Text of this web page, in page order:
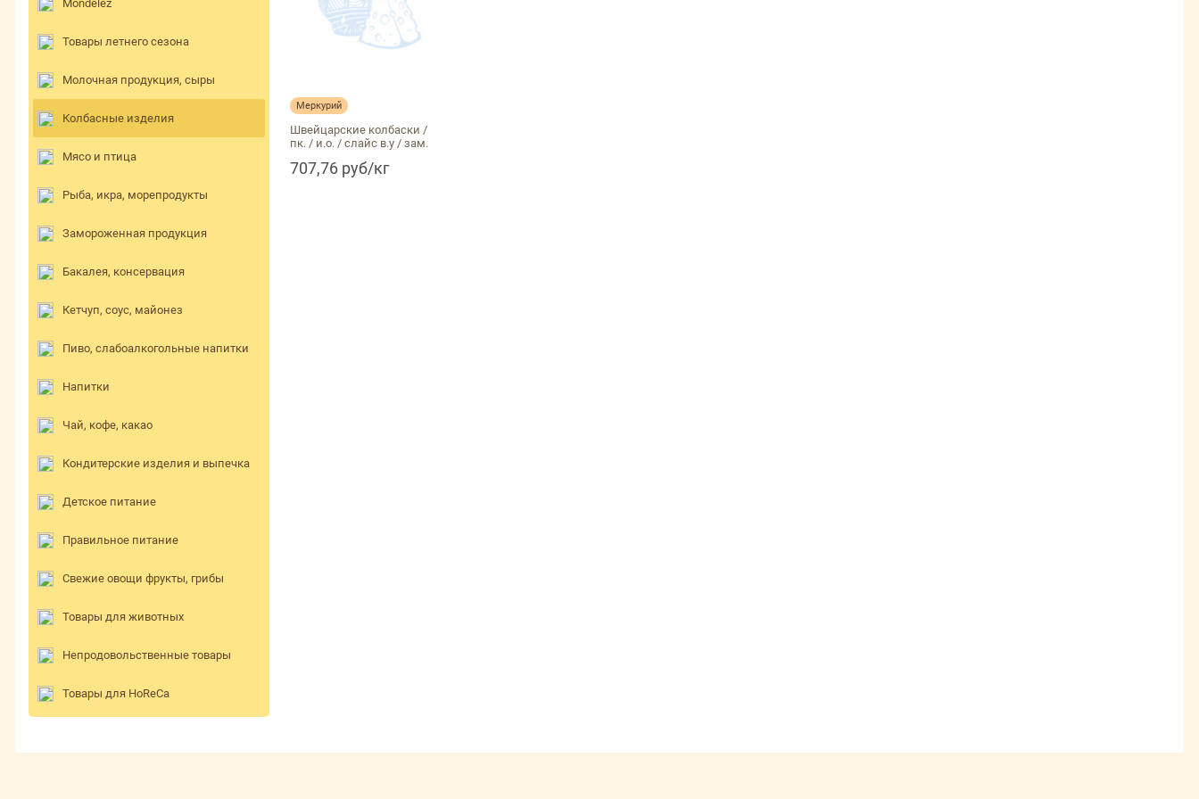
Mondelēz
Товары летнего сезона
Молочная продукция, сыры
Колбасные изделия
Мясо и птица
Рыба, икра, морепродукты
Замороженная продукция
Бакалея, консервация
Кетчуп, соус, майонез
Пиво, слабоалкогольные напитки
Напитки
Чай, кофе, какао
Кондитерские изделия и выпечка
Детское питание
Правильное питание
Свежие овощи фрукты, грибы
Товары для животных
Непродовольственные товары
Товары для HoReCa
Меркурий
Швейцарские колбаски /
пк. / и.о. / слайс в.у / зам.
707,76 руб/кг